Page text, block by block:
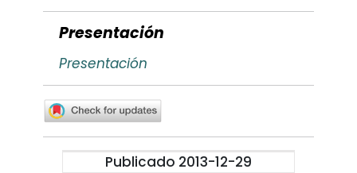
Presentación
Presentación
Publicado 2013-12-29